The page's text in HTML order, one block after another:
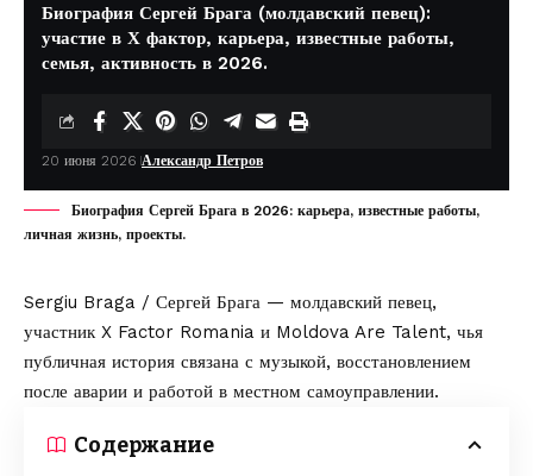
Биография Сергей Брага (молдавский певец):
участие в Х фактор, карьера, известные работы,
семья, активность в 2026.
20 июня 2026 Александр Петров
Биография Сергей Брага в 2026: карьера, известные работы,
личная жизнь, проекты.
Sergiu Braga / Сергей Брага — молдавский певец,
участник X Factor Romania и Moldova Are Talent, чья
публичная история связана с музыкой, восстановлением
после аварии и работой в местном самоуправлении.
Содержание